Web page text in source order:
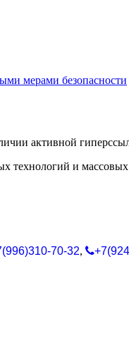
мерами безопасности
активной
технологий и
70-32,